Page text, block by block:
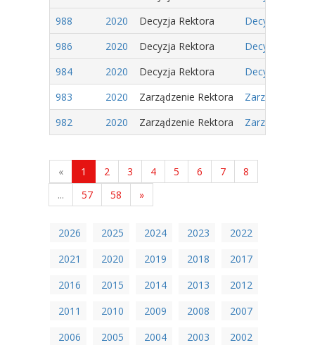
988
2020 Decyzja Rektora
Decyzja Nr
986
2020 Decyzja Rektora
Decyzja Nr
984
2020 Decyzja Rektora
Decyzja Nr
983
2020 Zarządzenie Rektora
Zarządzenie
982
2020 Zarządzenie Rektora Zarządzenie
« 1 2 3 4 5 6 7
8
...
57 58 »
2026 2025 2024 2023
2022
2021
2020 2019 2018
2017
2016
2015 2014 2013
2012
2011
2010 2009 2008
2007
2006
2005 2004 2003
2002